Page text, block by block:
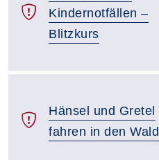
Kindernotfällen –
Blitzkurs
Hänsel und Gretel
fahren in den Wald